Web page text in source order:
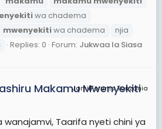
wa chadema
mwenyekitiwa chadema
njia
Replies: 0 Forum: Jukwaa la Siasa
JamiiForums Tanzania
Makamu Mwenyekiti
wanajamvi, Taarifa nyeti chini ya